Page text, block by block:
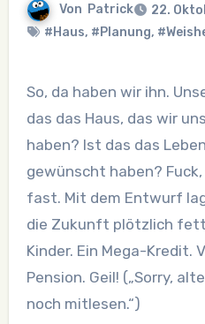
Von Patrick
22.
#Haus, #Planung,
So, da haben wir ihn.
das das Haus, das wir
haben? Ist das das
gewünscht haben?
fast. Mit dem Entwurf
die Zukunft plötzlich fett
Kinder. Ein Mega-Kredit.
Pension. Geil! („Sorry,
noch mitlesen.“)